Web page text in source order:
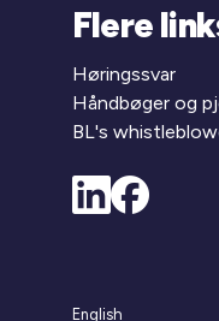
Flere
Høringssvar
Håndbøger og
BL's
English